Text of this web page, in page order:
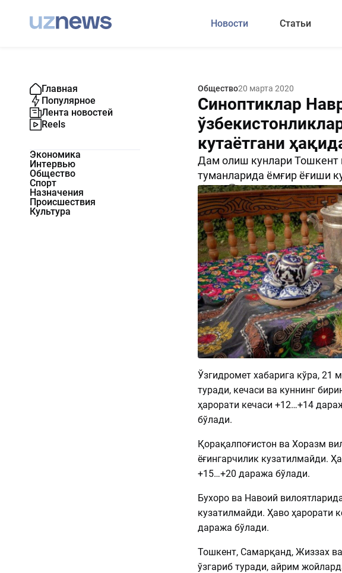
Новости Статьи
Главная
Популярное
Лента новостей
Reels
Экономика
Интервью
Общество
Спорт
Назначения
Происшествия
Культура
Общество20 марта 2020
Синоптиклар
кутаётгани
Дам олиш кунлари Тошкент
туманларида ёмғир ёғиши
1851 0
Ўзгидромет хабарига кўра, 21
туради, кечаси ва куннинг
ҳарорати кечаси +12…+14
бўлади.
Қорақалпоғистон ва Хоразм
ёғингарчилик кузатилмайди.
+15…+20 даража бўлади.
Бухоро ва Навоий
кузатилмайди. Ҳаво ҳарорати
даража бўлади.
Тошкент, Самарқанд, Жиззах
ўзгариб туради, айрим